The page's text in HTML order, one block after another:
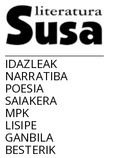
IDAZLEAK
NARRATIBA
POESIA
SAIAKERA
MPK
LISIPE
GANBILA
BESTERIK